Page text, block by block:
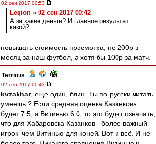
02 сен 2017 00:53
Leqion » 02 сен 2017 00:42
А за какие деньги? И главное результат
какой?
повышать стоимость просмотра, не 200р в
месяц за наш футбол, а хотя бы 100р за матч.
Terrious -
02 сен 2017 00:43
kvzakhar, еще один, блин. Ты по-русски читать
умеешь ? Если средняя оценка Казанкова
будет 7.5, а Витинью 6.0, то это будет означать,
что для Хабаровска Казанков - более важный
игрок, чем Витинью для коней. Вот и всё. И не